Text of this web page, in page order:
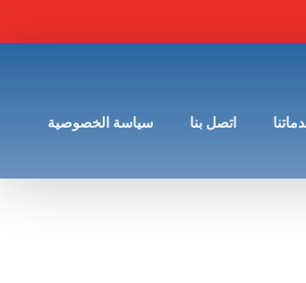
اتصل بنا سياسة الخصوصية